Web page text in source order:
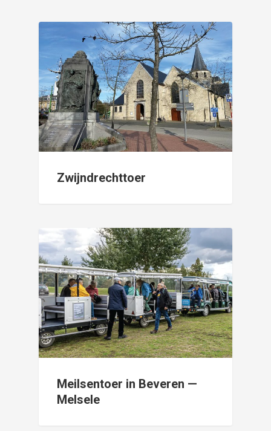
Zwijndrechttoer
Meilsentoer in Beveren —
Melsele